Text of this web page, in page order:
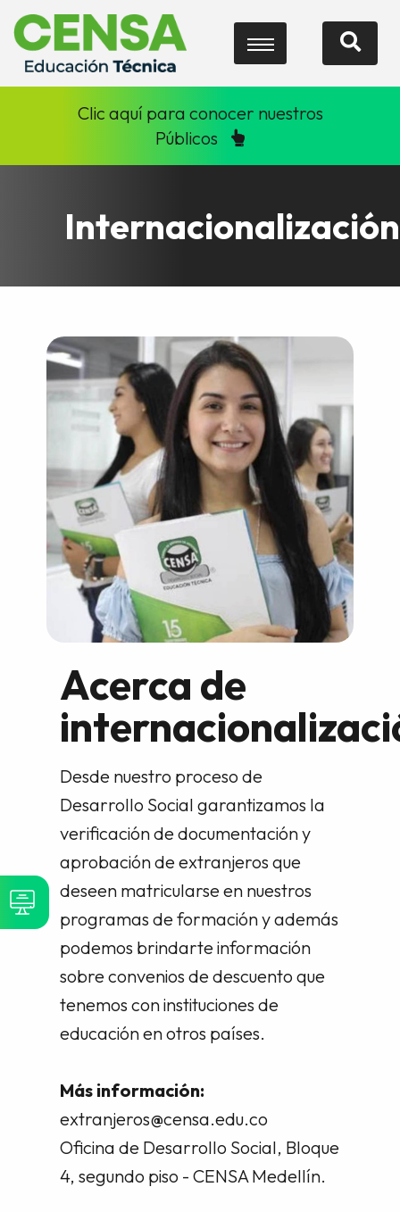
Clic aquí para conocer nuestros
Públicos
Internacionalización
Acerca de
Desde nuestro proceso de
Desarrollo Social garantizamos la
verificación de documentación y
aprobación de extranjeros que
deseen matricularse en nuestros
programas de formación y además
podemos brindarte información
sobre convenios de descuento que
tenemos con instituciones de
educación en otros países.
Más información:
extranjeros@censa.edu.co
Oficina de Desarrollo Social, Bloque
4, segundo piso - CENSA Medellín.